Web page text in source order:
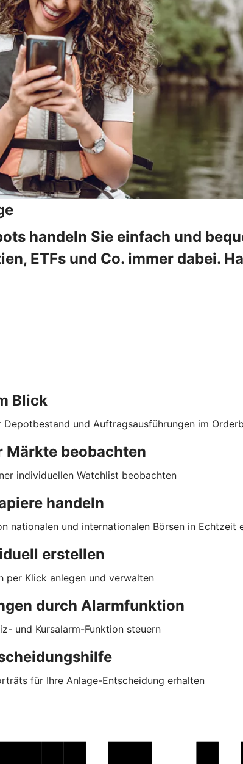
handeln Sie einfach und
ETFs und Co. immer dabei.
Blick
und Auftragsausführungen im
Märkte beobachten
individuellen Watchlist beobachten
handeln
nationalen und internationalen Börsen in Echtzeit
erstellen
per Klick anlegen und verwalten
durch Alarmfunktion
und Kursalarm-Funktion steuern
für Ihre Anlage-Entscheidung erhalten